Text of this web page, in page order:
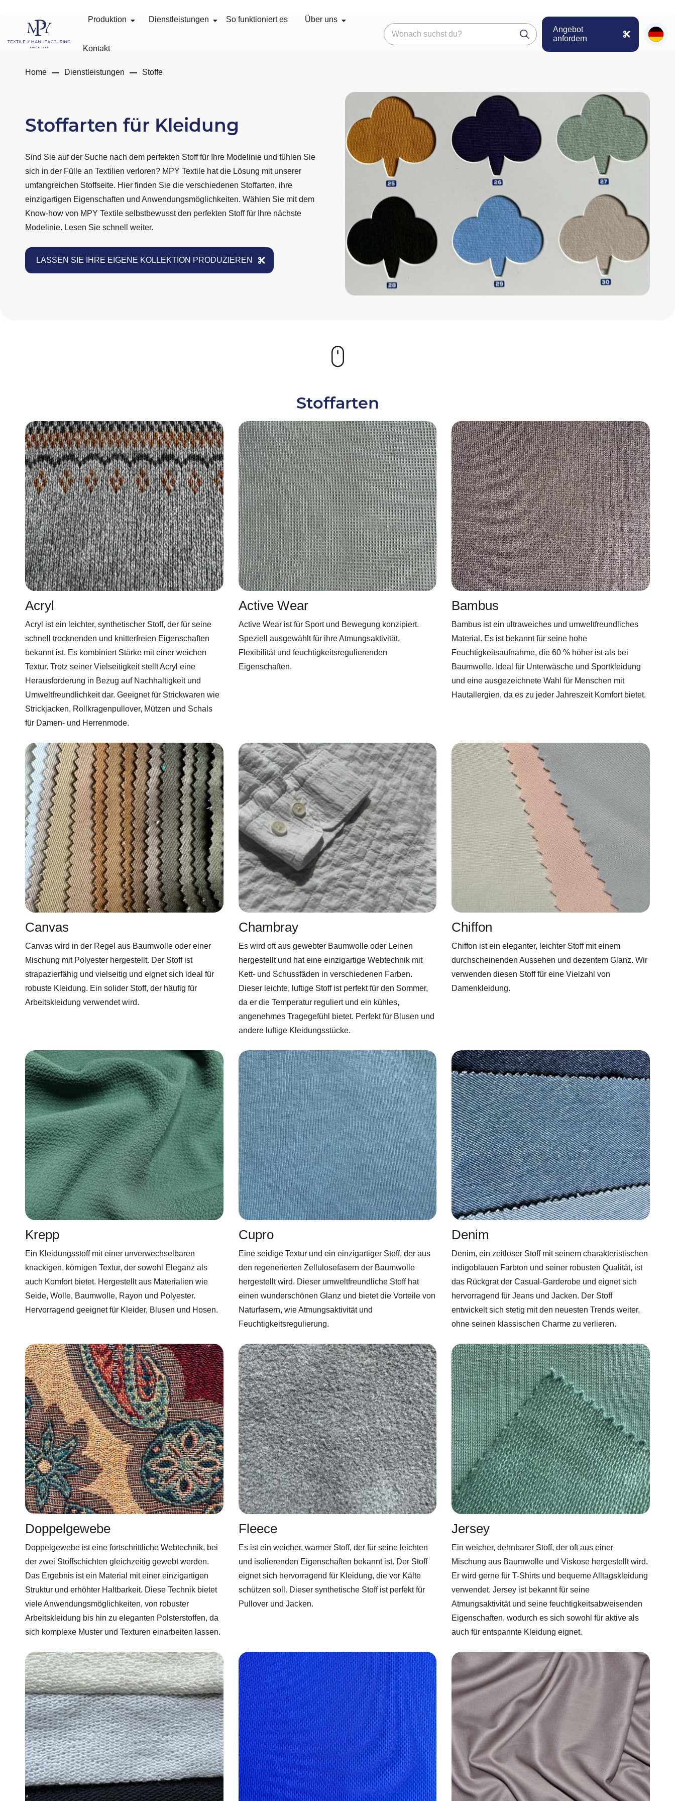
Produktion Dienstleistungen So funktioniert es Über uns
Kontakt
Angebot
anfordern
Home Dienstleistungen Stoffe
Stoffarten für Kleidung
Sind Sie auf der Suche nach dem perfekten Stoff für Ihre Modelinie und fühlen Sie
sich in der Fülle an Textilien verloren? MPY Textile hat die Lösung mit unserer
umfangreichen Stoffseite. Hier finden Sie die verschiedenen Stoffarten, ihre
einzigartigen Eigenschaften und Anwendungsmöglichkeiten. Wählen Sie mit dem
Know-how von MPY Textile selbstbewusst den perfekten Stoff für Ihre nächste
Modelinie. Lesen Sie schnell weiter.
LASSEN SIE IHRE EIGENE KOLLEKTION PRODUZIEREN
Stoffarten
Acryl
Acryl ist ein leichter, synthetischer Stoff, der für seine
schnell trocknenden und knitterfreien Eigenschaften
bekannt ist. Es kombiniert Stärke mit einer weichen
Textur. Trotz seiner Vielseitigkeit stellt Acryl eine
Herausforderung in Bezug auf Nachhaltigkeit und
Umweltfreundlichkeit dar. Geeignet für Strickwaren wie
Strickjacken, Rollkragenpullover, Mützen und Schals
für Damen- und Herrenmode.
Active Wear
Active Wear ist für Sport und Bewegung konzipiert.
Speziell ausgewählt für ihre Atmungsaktivität,
Flexibilität und feuchtigkeitsregulierenden
Eigenschaften.
Bambus
Bambus ist ein ultraweiches und umweltfreundliches
Material. Es ist bekannt für seine hohe
Feuchtigkeitsaufnahme, die 60 % höher ist als bei
Baumwolle. Ideal für Unterwäsche und Sportkleidung
und eine ausgezeichnete Wahl für Menschen mit
Hautallergien, da es zu jeder Jahreszeit Komfort bietet.
Canvas
Canvas wird in der Regel aus Baumwolle oder einer
Mischung mit Polyester hergestellt. Der Stoff ist
strapazierfähig und vielseitig und eignet sich ideal für
robuste Kleidung. Ein solider Stoff, der häufig für
Arbeitskleidung verwendet wird.
Chambray
Es wird oft aus gewebter Baumwolle oder Leinen
hergestellt und hat eine einzigartige Webtechnik mit
Kett- und Schussfäden in verschiedenen Farben.
Dieser leichte, luftige Stoff ist perfekt für den Sommer,
da er die Temperatur reguliert und ein kühles,
angenehmes Tragegefühl bietet. Perfekt für Blusen und
andere luftige Kleidungsstücke.
Chiffon
Chiffon ist ein eleganter, leichter Stoff mit einem
durchscheinenden Aussehen und dezentem Glanz. Wir
verwenden diesen Stoff für eine Vielzahl von
Damenkleidung.
Krepp
Ein Kleidungsstoff mit einer unverwechselbaren
knackigen, körnigen Textur, der sowohl Eleganz als
auch Komfort bietet. Hergestellt aus Materialien wie
Seide, Wolle, Baumwolle, Rayon und Polyester.
Hervorragend geeignet für Kleider, Blusen und Hosen.
Cupro
Eine seidige Textur und ein einzigartiger Stoff, der aus
den regenerierten Zellulosefasern der Baumwolle
hergestellt wird. Dieser umweltfreundliche Stoff hat
einen wunderschönen Glanz und bietet die Vorteile von
Naturfasern, wie Atmungsaktivität und
Feuchtigkeitsregulierung.
Denim
Denim, ein zeitloser Stoff mit seinem charakteristischen
indigoblauen Farbton und seiner robusten Qualität, ist
das Rückgrat der Casual-Garderobe und eignet sich
hervorragend für Jeans und Jacken. Der Stoff
entwickelt sich stetig mit den neuesten Trends weiter,
ohne seinen klassischen Charme zu verlieren.
Doppelgewebe
Doppelgewebe ist eine fortschrittliche Webtechnik, bei
der zwei Stoffschichten gleichzeitig gewebt werden.
Das Ergebnis ist ein Material mit einer einzigartigen
Struktur und erhöhter Haltbarkeit. Diese Technik bietet
viele Anwendungsmöglichkeiten, von robuster
Arbeitskleidung bis hin zu eleganten Polsterstoffen, da
sich komplexe Muster und Texturen einarbeiten lassen.
Fleece
Es ist ein weicher, warmer Stoff, der für seine leichten
und isolierenden Eigenschaften bekannt ist. Der Stoff
eignet sich hervorragend für Kleidung, die vor Kälte
schützen soll. Dieser synthetische Stoff ist perfekt für
Pullover und Jacken.
Jersey
Ein weicher, dehnbarer Stoff, der oft aus einer
Mischung aus Baumwolle und Viskose hergestellt wird.
Er wird gerne für T-Shirts und bequeme Alltagskleidung
verwendet. Jersey ist bekannt für seine
Atmungsaktivität und seine feuchtigkeitsabweisenden
Eigenschaften, wodurch es sich sowohl für aktive als
auch für entspannte Kleidung eignet.